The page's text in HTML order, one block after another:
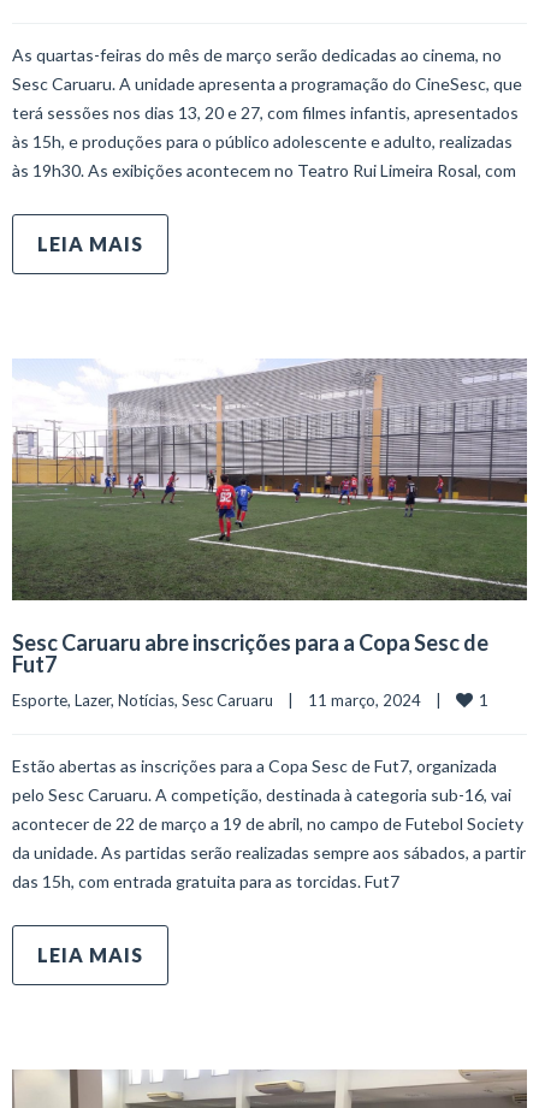
As quartas-feiras do mês de março serão dedicadas ao cinema, no
Sesc Caruaru. A unidade apresenta a programação do CineSesc, que
terá sessões nos dias 13, 20 e 27, com filmes infantis, apresentados
às 15h, e produções para o público adolescente e adulto, realizadas
às 19h30. As exibições acontecem no Teatro Rui Limeira Rosal, com
LEIA MAIS
Sesc Caruaru abre inscrições para a Copa Sesc de
Fut7
Esporte, Lazer, Notícias, Sesc Caruaru
    |    11 março, 2024    |
1
Estão abertas as inscrições para a Copa Sesc de Fut7, organizada
pelo Sesc Caruaru. A competição, destinada à categoria sub-16, vai
acontecer de 22 de março a 19 de abril, no campo de Futebol Society
da unidade. As partidas serão realizadas sempre aos sábados, a partir
das 15h, com entrada gratuita para as torcidas. Fut7
LEIA MAIS